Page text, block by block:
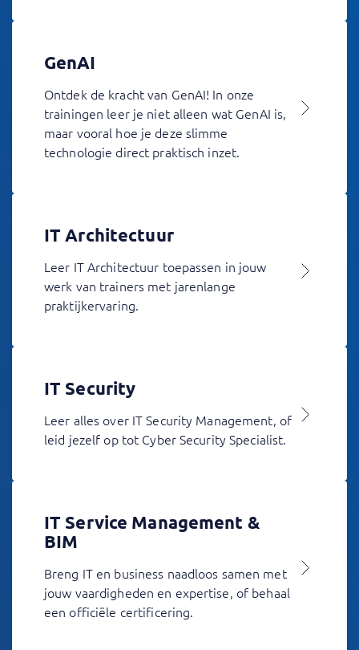
GenAI
Ontdek de kracht van GenAI! In onze
trainingen leer je niet alleen wat GenAI is,
maar vooral hoe je deze slimme
technologie direct praktisch inzet.
IT Architectuur
Leer IT Architectuur toepassen in jouw
werk van trainers met jarenlange
praktijkervaring.
IT Security
Leer alles over IT Security Management, of
leid jezelf op tot Cyber Security Specialist.
IT Service Management &
BIM
Breng IT en business naadloos samen met
jouw vaardigheden en expertise, of behaal
een officiële certificering.